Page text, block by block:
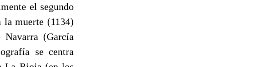
el segundo
la muerte (1134)
(García
se centra